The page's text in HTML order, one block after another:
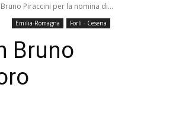
Piraccini per la nomina di...
Emilia-Romagna Forlì - Cesena
Bruno